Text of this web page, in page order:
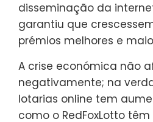
disseminação da
garantiu que
prémios melhores e
A crise económica não
negativamente; na
lotarias online tem
como o RedFoxLotto